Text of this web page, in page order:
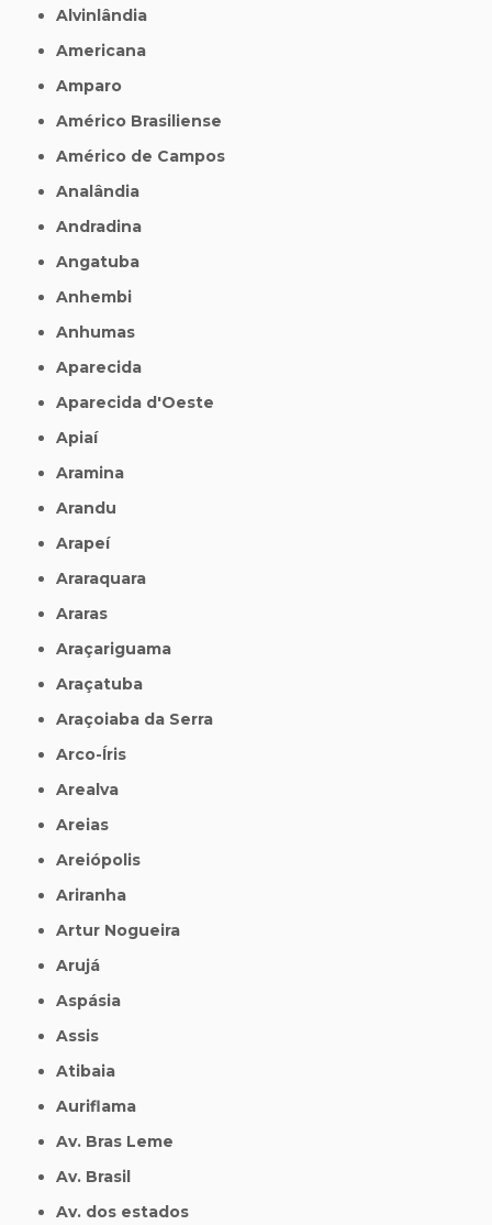
Alvinlândia
Americana
Amparo
Américo Brasiliense
Américo de Campos
Analândia
Andradina
Angatuba
Anhembi
Anhumas
Aparecida
Aparecida d'Oeste
Apiaí
Aramina
Arandu
Arapeí
Araraquara
Araras
Araçariguama
Araçatuba
Araçoiaba da Serra
Arco-Íris
Arealva
Areias
Areiópolis
Ariranha
Artur Nogueira
Arujá
Aspásia
Assis
Atibaia
Auriflama
Av. Bras Leme
Av. Brasil
Av. dos estados